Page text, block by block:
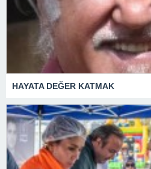
HAYATA DEĞER KATMAK